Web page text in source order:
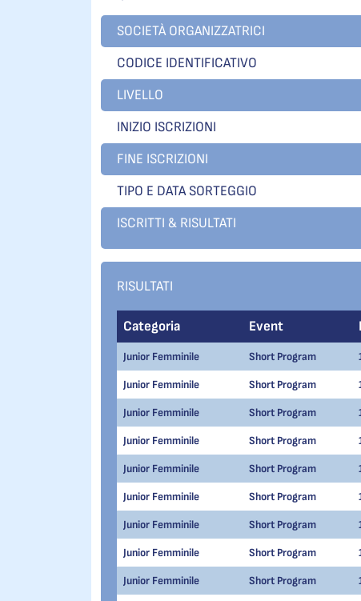
SOCIETÀ ORGANIZZATRICI
CODICE IDENTIFICATIVO
LIVELLO
INIZIO ISCRIZIONI
FINE ISCRIZIONI
TIPO E DATA SORTEGGIO
ISCRITTI & RISULTATI
RISULTATI
Categoria Event
Junior Femminile Short Program
Junior Femminile Short Program
Junior Femminile Short Program
Junior Femminile Short Program
Junior Femminile Short Program
Junior Femminile Short Program
Junior Femminile Short Program
Junior Femminile Short Program
Junior Femminile Short Program